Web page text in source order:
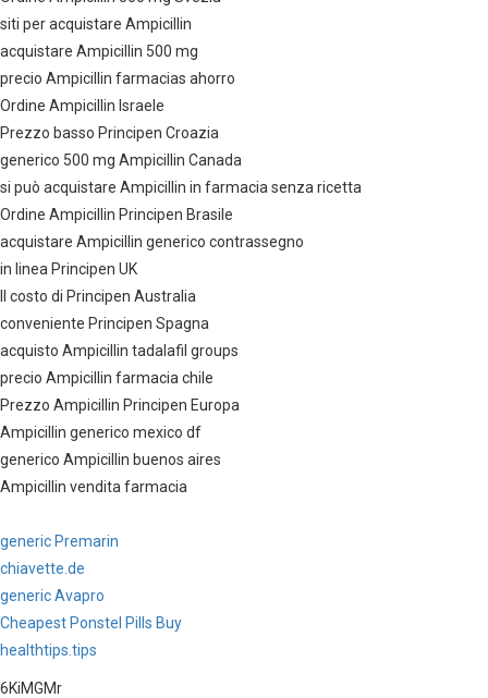
siti per acquistare Ampicillin
acquistare Ampicillin 500 mg
precio Ampicillin farmacias ahorro
Ordine Ampicillin Israele
Prezzo basso Principen Croazia
generico 500 mg Ampicillin Canada
si può acquistare Ampicillin in farmacia senza ricetta
Ordine Ampicillin Principen Brasile
acquistare Ampicillin generico contrassegno
in linea Principen UK
Il costo di Principen Australia
conveniente Principen Spagna
acquisto Ampicillin tadalafil groups
precio Ampicillin farmacia chile
Prezzo Ampicillin Principen Europa
Ampicillin generico mexico df
generico Ampicillin buenos aires
Ampicillin vendita farmacia
generic Premarin
chiavette.de
generic Avapro
Cheapest Ponstel Pills Buy
healthtips.tips
6KiMGMr